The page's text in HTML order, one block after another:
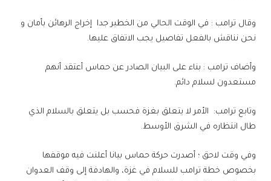
وقال ترامب : في الوقت الحالي من الخطير جدا إخراج الرهائن بأمان و
نحن نناقش بالفعل تفاصيل يجب الاتفاق عليها.
وأضاف ترامب : بناء على البيان الصادر عن حماس أعتقد أنهم
مستعدون لسلام دائم.
وتابع ترامب: الأمر لا يتعلق بغزة فحسب بل يتعلق بالسلام الذي
طال انتظاره في الشرق الأوسط.
وفي وقت لاحق ؛ أصدرت حركة حماس بيانا أعلنت فيه موقفها
بخصوص خطة ترامب للسلام في غزة، والهادفة إلى وقف العدوان